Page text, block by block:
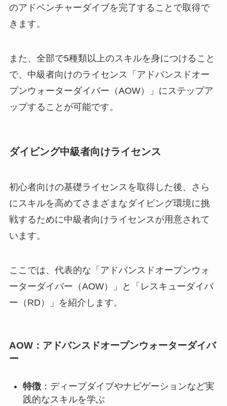
のアドベンチャーダイブを完了することで取得で
きます。
また、全部で5種類以上のスキルを身につけること
で、中級者向けのライセンス「アドバンスドオー
プンウォーターダイバー（AOW）」にステップア
ップすることが可能です。
ダイビング中級者向けライセンス
初心者向けの基礎ライセンスを取得した後、さら
にスキルを高めてさまざまなダイビング環境に挑
戦するために中級者向けライセンスが用意されて
います。
ここでは、代表的な「アドバンスドオープンウォ
ーターダイバー（AOW）」と「レスキューダイバ
ー（RD）」を紹介します。
AOW：アドバンスドオープンウォーターダイバ
ー
特徴：ディープダイブやナビゲーションなど実
践的なスキルを学ぶ